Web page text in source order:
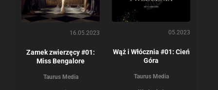
16.05.2023
Zamek zwierzęcy #01:
Miss Bengalore
Taurus Media
05.2023
Wąż i Włócznia #01: Cień
Góra
Taurus Media